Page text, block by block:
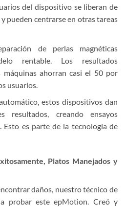
del dispositivo se liberan de
pueden centrarse en otras tareas
de perlas magnéticas
rentable. Los resultados
máquinas ahorran casi el 50 por
usuarios.
estos dispositivos dan
resultados, creando ensayos
Esto es parte de la tecnología de
Platos Manejados y
daños, nuestro técnico de
probar este epMotion. Creó y